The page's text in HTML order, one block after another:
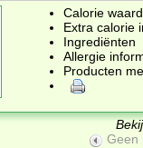
Calorie
Extra calorie
Ingrediënten
Allergie
Producten
Geen